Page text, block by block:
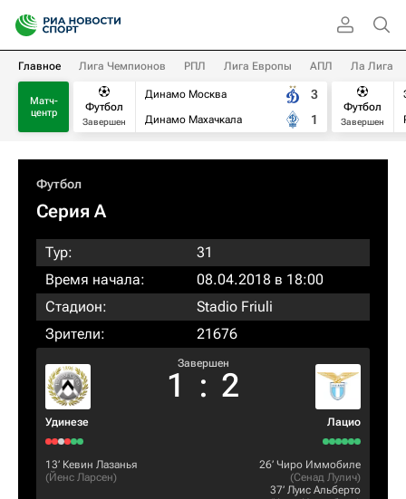
Главное Лига Чемпионов РПЛ Лига Европы АПЛ Ла Лига
Матч-
центр
Футбол
Завершен
Динамо Москва
Динамо Махачкала
3
1
Футбол
Завершен
Футбол
Серия А
Тур:
31
Время начала:
08.04.2018 в 18:00
Стадион:
Stadio Friuli
Зрители:
21676
Удинезе
Завершен
1 : 2
Лацио
13‎’‎ Кевин Лазанья
(Йенс Ларсен)
26‎’‎ Чиро Иммобиле
(Сенад Лулич)
37‎’‎ Луис Альберто